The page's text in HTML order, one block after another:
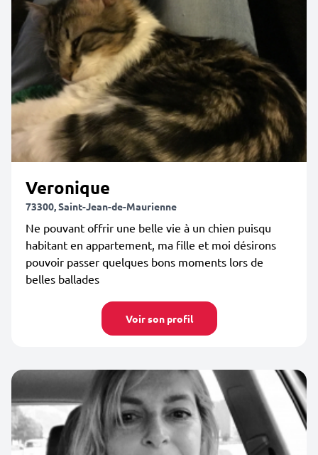
Veronique
73300, Saint-Jean-de-Maurienne
Ne pouvant offrir une belle vie à un chien puisqu
habitant en appartement, ma fille et moi désirons
pouvoir passer quelques bons moments lors de
belles ballades
Voir son profil